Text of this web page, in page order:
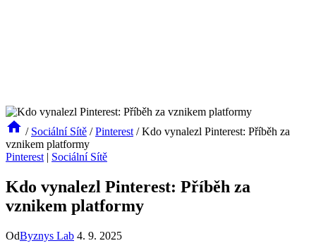
/ Sociální Sítě / Pinterest / Kdo vynalezl Pinterest: Příběh za
vznikem platformy
Pinterest | Sociální Sítě
Kdo vynalezl Pinterest: Příběh za
vznikem platformy
OdByznys Lab 4. 9. 2025